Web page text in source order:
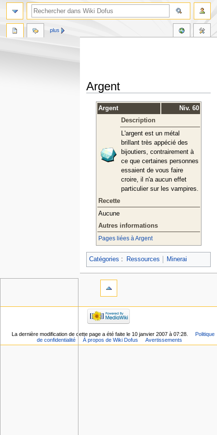
Argent
Argent
Niv. 60
Description
L'argent est un métal
brillant très appécié des
bijoutiers, contrairement à
ce que certaines personnes
essaient de vous faire
croire, il n'a aucun effet
particulier sur les vampires.
Recette
Aucune
Autres informations
Pages liées à Argent
Catégories : Ressources Minerai
plus
La dernière modification de cette page a été faite le 10 janvier 2007 à 07:28.
Politique
de confidentialité
À propos de Wiki Dofus Avertissements